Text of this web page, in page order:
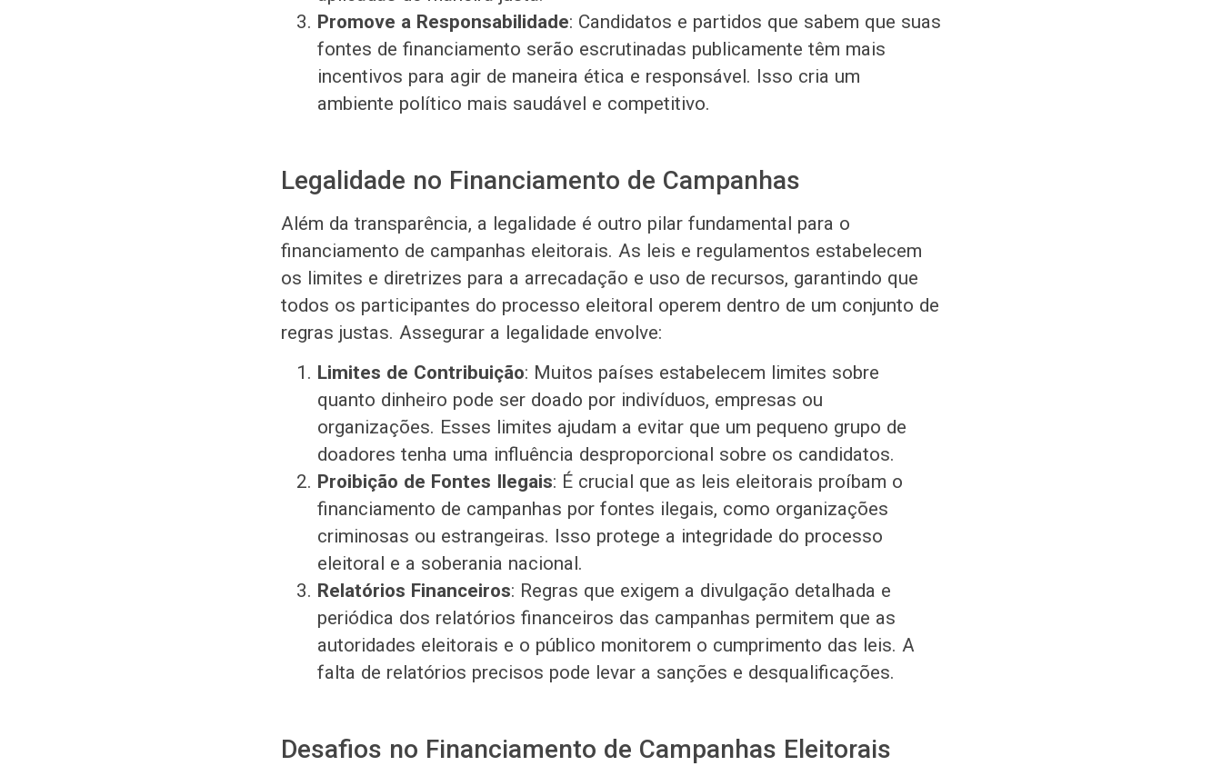
Promove a Responsabilidade: Candidatos e partidos que sabem que suas
fontes de financiamento serão escrutinadas publicamente têm mais
incentivos para agir de maneira ética e responsável. Isso cria um
ambiente político mais saudável e competitivo.
Legalidade no Financiamento de Campanhas
Além da transparência, a legalidade é outro pilar fundamental para o
financiamento de campanhas eleitorais. As leis e regulamentos estabelecem
os limites e diretrizes para a arrecadação e uso de recursos, garantindo que
todos os participantes do processo eleitoral operem dentro de um conjunto de
regras justas. Assegurar a legalidade envolve:
Limites de Contribuição: Muitos países estabelecem limites sobre
quanto dinheiro pode ser doado por indivíduos, empresas ou
organizações. Esses limites ajudam a evitar que um pequeno grupo de
doadores tenha uma influência desproporcional sobre os candidatos.
Proibição de Fontes Ilegais: É crucial que as leis eleitorais proíbam o
financiamento de campanhas por fontes ilegais, como organizações
criminosas ou estrangeiras. Isso protege a integridade do processo
eleitoral e a soberania nacional.
Relatórios Financeiros: Regras que exigem a divulgação detalhada e
periódica dos relatórios financeiros das campanhas permitem que as
autoridades eleitorais e o público monitorem o cumprimento das leis. A
falta de relatórios precisos pode levar a sanções e desqualificações.
Desafios no Financiamento de Campanhas Eleitorais